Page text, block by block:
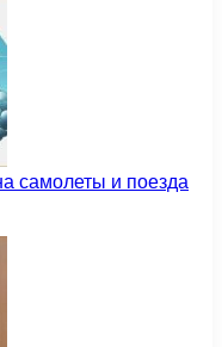
самолеты и поезда